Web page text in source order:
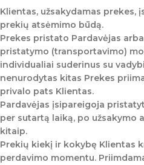
Klientas, užsakydamas
prekių atsėmimo būdą.
Prekes pristato Pardavėjas
pristatymo (transportavimo)
individualiai suderinus su
nenurodytas kitas Prekes
privalo pats Klientas.
Pardavėjas įsipareigoja
per sutartą laiką, po užsakymo
kitaip.
Prekių kiekį ir kokybę Klientas
perdavimo momentu.